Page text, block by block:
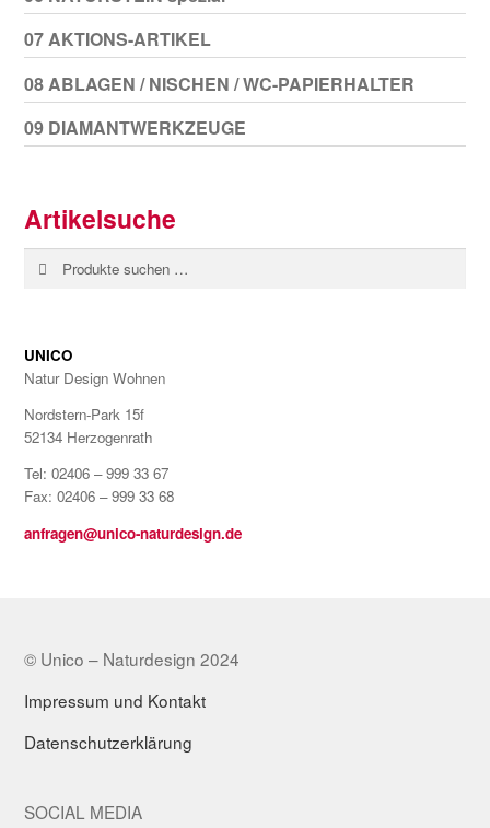
07 AKTIONS-ARTIKEL
08 ABLAGEN / NISCHEN / WC-PAPIERHALTER
09 DIAMANTWERKZEUGE
Artikelsuche
Suchen
nach:
Suchen
UNICO
Natur Design Wohnen
Nordstern-Park 15f
52134 Herzogenrath
Tel: 02406 – 999 33 67
Fax: 02406 – 999 33 68
anfragen@unico-naturdesign.de
© Unico – Naturdesign 2024
Impressum und Kontakt
Datenschutzerklärung
SOCIAL MEDIA